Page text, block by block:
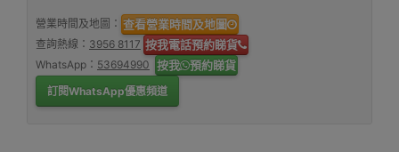
營業時間及地圖： 查看營業時間及地圖
查詢熱線： 3956 8117 按我電話預約睇貨
WhatsApp： 53694990 按我 預約睇貨
訂閱WhatsApp優惠頻道